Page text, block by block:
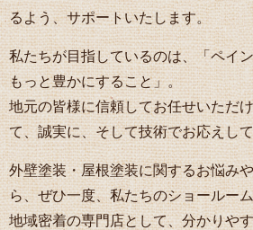
るよう、サポートいたします。
私たちが目指しているのは、「ペイ
もっと豊かにすること」。
地元の皆様に信頼してお任せいただ
て、誠実に、そして技術でお応えし
外壁塗装・屋根塗装に関するお悩み
ら、ぜひ一度、私たちのショールー
地域密着の専門店として、分かりや